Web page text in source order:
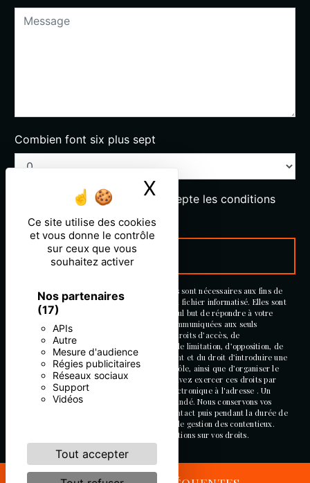
Ce site utilise des cookies
et vous donne le contrôle
sur ceux que vous
souhaitez activer
Nos partenaires
(17)
APIs
Autre
Mesure d'audience
Régies publicitaires
Réseaux sociaux
Support
Vidéos
Tout accepter
X Masquer le
Combien font six plus sept
En cochant cette case, j'accepte les conditions
particulières ci-dessous **
ENVOYER
** Les données personnelles communiquées sont nécessaires aux fins de
vous contacter et sont enregistrées dans un fichier informatisé. Elles sont
destinées à et ses sous-traitants dans le seul but de répondre à votre
message. Les données collectées seront communiquées aux seuls
destinataires suivants: . Vous disposez de droits d’accès, de
rectification, d’effacement, de portabilité, de limitation, d’opposition, de
retrait de votre consentement à tout moment et du droit d’introduire une
réclamation auprès d’une autorité de contrôle, ainsi que d’organiser le
sort de vos données post-mortem. Vous pouvez exercer ces droits par
voie postale à l'adresse ou par courrier électronique à l'adresse . Un
justificatif d'identité pourra vous être demandé. Nous conservons vos
données pendant la période de prise de contact puis pendant la durée de
prescription légale aux fins probatoires et de gestion des contentieux.
Consultez le site cnil.fr pour plus d’informations sur vos droits.